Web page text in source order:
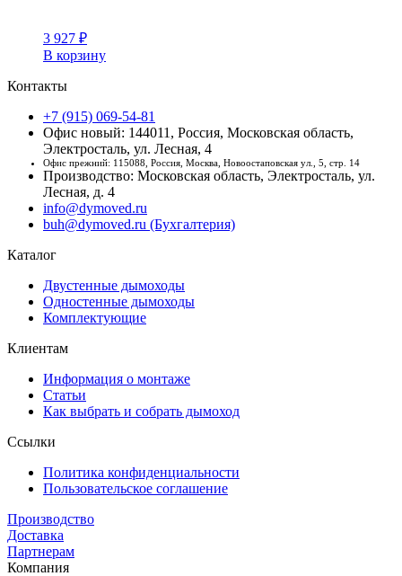
3 927 ₽
В корзину
Контакты
+7 (915) 069-54-81
Офис новый: 144011, Россия, Московская область,
Электросталь, ул. Лесная, 4
Офис прежний: 115088, Россия, Москва, Новоостаповская ул., 5, стр. 14
Производство: Московская область, Электросталь, ул.
Лесная, д. 4
info@dymoved.ru
buh@dymoved.ru (Бухгалтерия)
Каталог
Двустенные дымоходы
Одностенные дымоходы
Комплектующие
Клиентам
Информация о монтаже
Статьи
Как выбрать и собрать дымоход
Ссылки
Политика конфиденциальности
Пользовательское соглашение
Производство
Доставка
Партнерам
Компания